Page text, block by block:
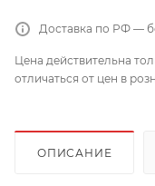
Доставка по РФ —
Цена действительна
отличаться от цен в
ОПИСАНИЕ